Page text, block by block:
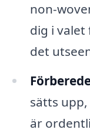
non-
dig i
det
sätts
är